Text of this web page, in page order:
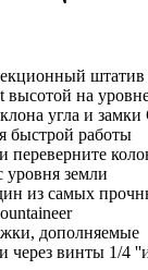
штатив
высотой на
угла и замки
быстрой работы
переверните
уровня земли
из самых
дополняемые
через винты 1/4